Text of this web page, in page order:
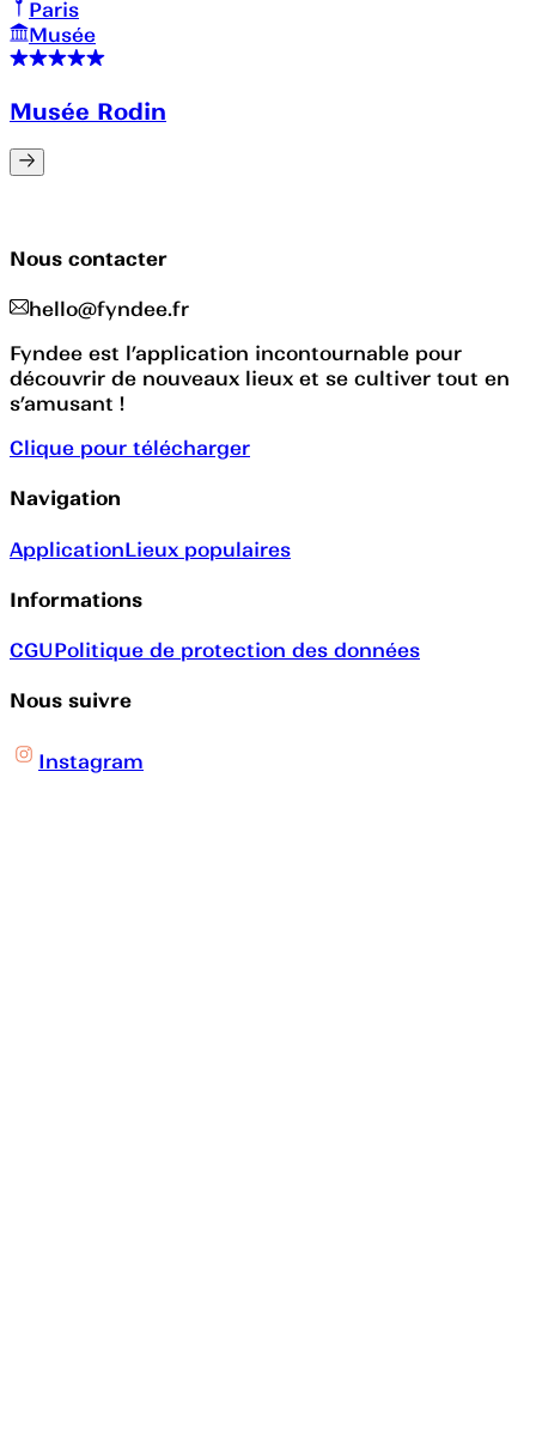
Paris
Musée
Musée Rodin
Nous contacter
hello@fyndee.fr
Fyndee est l’application incontournable pour
découvrir de nouveaux lieux et se cultiver tout en
s’amusant !
Clique pour télécharger
Navigation
ApplicationLieux populaires
Informations
CGUPolitique de protection des données
Nous suivre
Instagram